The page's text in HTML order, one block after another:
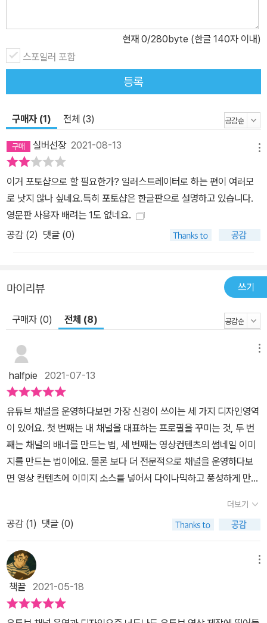
현재 0/280byte (한글 140자 이내)
스포일러 포함
등록
구매자 (1) 전체 (3)
실버선장2021-08-13
이거 포토샵으로 할 필요한가? 일러스트레이터로 하는 편이 여러모
로 낫지 않나 싶네요.특히 포토샵은 한글판으로 설명하고 있습니다.
영문판 사용자 배려는 1도 없네요.
공감 (2) 댓글 (0)
마이리뷰 쓰기
구매자 (0) 전체 (8)
halfpie 2021-07-13
유튜브 채널을 운영하다보면 가장 신경이 쓰이는 세 가지 디자인영역
이 있어요. 첫 번째는 내 채널을 대표하는 프로필을 꾸미는 것, 두 번
째는 채널의 배너를 만드는 법, 세 번째는 영상컨텐츠의 썸네일 이미
지를 만드는 법이에요. 물론 보다 더 전문적으로 채널을 운영하다보
면 영상 컨텐츠에 이미지 소스를 넣어서 다이나믹하고 풍성하게 만
는 배너, 프로필, 썸네일이라는 가장 중요한 세 가지를 중점적으로 다
루고 있고 이 챕터까지만 따라하더라도 내 유튜브 채널은 더 인플루
언서처럼 보이게 될 거에요. 포토샵으로 꾸미기 전의 썸네일과 비교
하면 아.. 일찌감치 배워서 준비할걸 이라는 생각도 들게 될거에요
이 책을 쓴 서영열님은 우디라는 닉네임으로도 유명한데, 롤스토
리 디자인 연구소라는 유튜브 채널을 직접 운영하는 인플루언서이기
도 해요. 해당 채널에서는 디자인 관련된 도구인 포토샵, 일러스트레
더보기
공감 (1) 댓글 (0)
책끌 2021-05-18